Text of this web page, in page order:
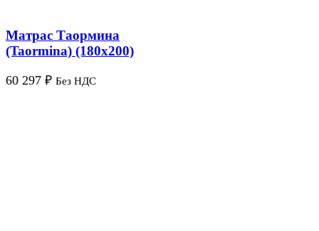
Матрас Таормина
(Taormina) (180х200)
60 297 ₽ Без НДС